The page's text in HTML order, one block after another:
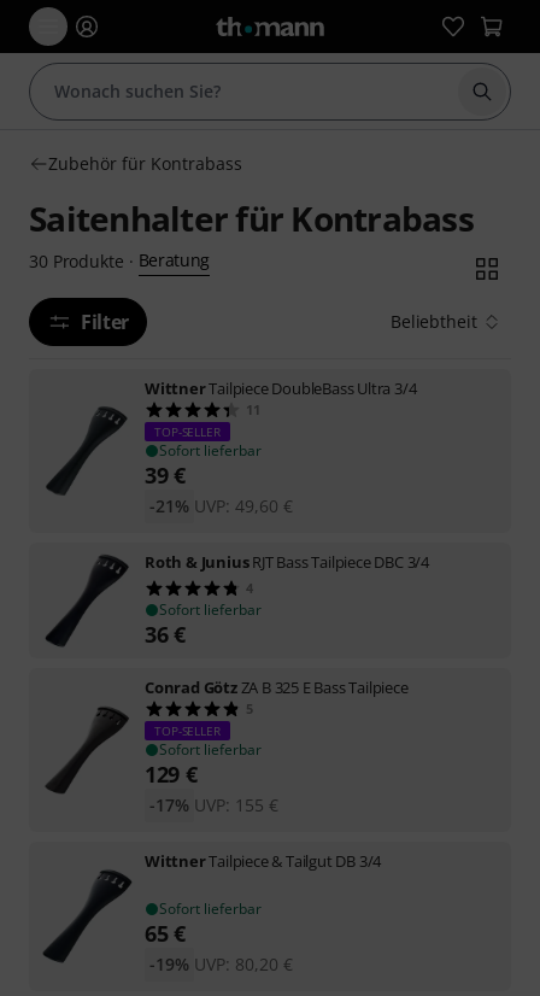
Suche
Zubehör für Kontrabass
Saitenhalter für Kontrabass
30 Produkte · Beratung
Filter Beliebtheit
WittnerTailpiece DoubleBass Ultra 3/4
11
TOP-SELLER
Sofort lieferbar
39€
UVP: 49,60 €
-21%
Roth & JuniusRJT Bass Tailpiece DBC 3/4
4
Sofort lieferbar
36€
Conrad GötzZA B 325 E Bass Tailpiece
5
TOP-SELLER
Sofort lieferbar
129 €
UVP: 155 €
-17%
WittnerTailpiece & Tailgut DB 3/4
Sofort lieferbar
65€
UVP: 80,20 €
-19%